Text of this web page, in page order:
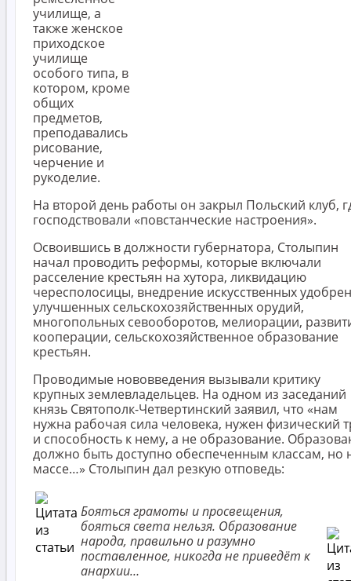
училище, а
также женское
приходское
училище
особого типа, в
котором, кроме
общих
предметов,
преподавались
рисование,
черчение и
рукоделие.
На второй день работы он закрыл Польский клуб,
господствовали «повстанческие настроения».
Освоившись в должности губернатора, Столыпин
начал проводить реформы, которые включали
расселение крестьян на хутора, ликвидацию
чересполосицы, внедрение искусственных
улучшенных сельскохозяйственных орудий,
многопольных севооборотов, мелиорации,
кооперации, сельскохозяйственное образование
крестьян.
Проводимые нововведения вызывали критику
крупных землевладельцев. На одном из заседаний
князь Святополк-Четвертинский заявил, что «нам
нужна рабочая сила человека, нужен физический
и способность к нему, а не образование.
должно быть доступно обеспеченным классам, но
массе…» Столыпин дал резкую отповедь:
Бояться грамоты и просвещения,
бояться света нельзя. Образование
народа, правильно и разумно
поставленное, никогда не приведёт к
анархии…